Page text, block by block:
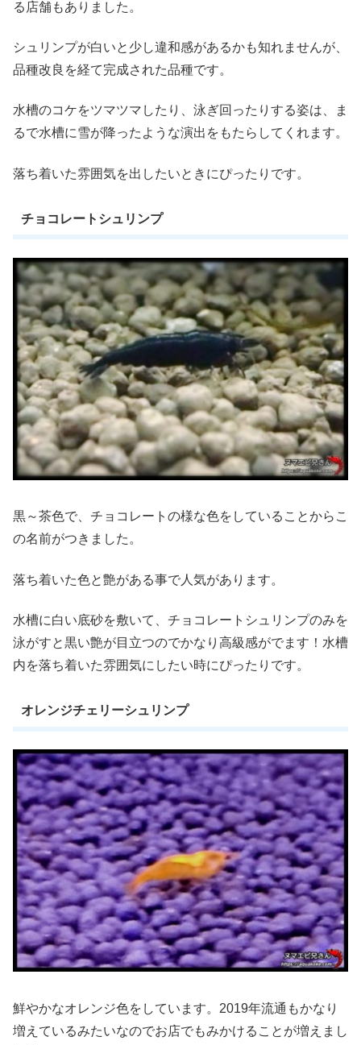
る店舗もありました。
シュリンプが白いと少し違和感があるかも知れませんが、
品種改良を経て完成された品種です。
水槽のコケをツマツマしたり、泳ぎ回ったりする姿は、ま
るで水槽に雪が降ったような演出をもたらしてくれます。
落ち着いた雰囲気を出したいときにぴったりです。
チョコレートシュリンプ
黒～茶色で、チョコレートの様な色をしていることからこ
の名前がつきました。
落ち着いた色と艶がある事で人気があります。
水槽に白い底砂を敷いて、チョコレートシュリンプのみを
泳がすと黒い艶が目立つのでかなり高級感がでます！水槽
内を落ち着いた雰囲気にしたい時にぴったりです。
オレンジチェリーシュリンプ
鮮やかなオレンジ色をしています。2019年流通もかなり
増えているみたいなのでお店でもみかけることが増えまし